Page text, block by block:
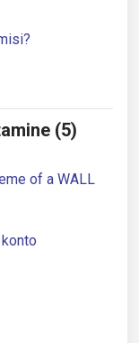
(5)
of a WALL